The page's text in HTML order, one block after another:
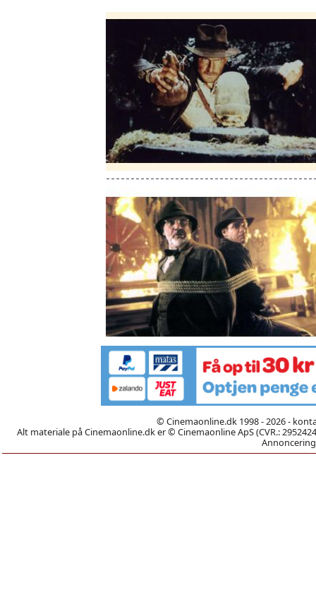
© Cinemaonline.dk 1998 - 2026 -
Alt materiale på Cinemaonline.dk er © Cinemaonline ApS (CVR.: